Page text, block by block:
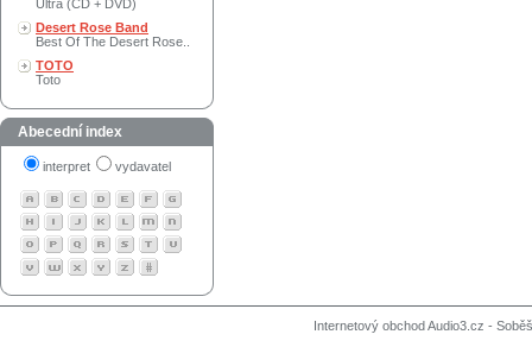
Ultra (CD + DVD)
Desert Rose Band
Best Of The Desert Rose..
TOTO
Toto
Abecední index
interpret vydavatel
Internetový obchod Audio3.cz -